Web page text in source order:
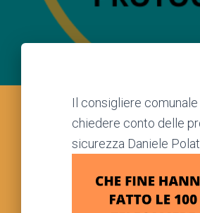
Il consigliere
chiedere conto delle
sicurezza Daniele